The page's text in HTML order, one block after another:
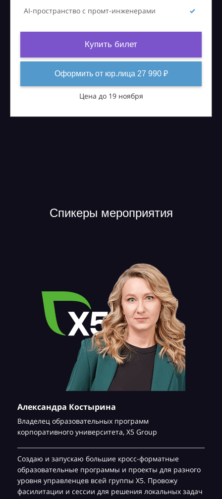
AI-пространство с промт-инженерами
Купить билет
Оформить от юр.лица 27 990 ₽
Цена до 19 ноября
Спикеры мероприятия
Александра Костырина
Владелец образовательных программ
корпоративного университета, Х5 Group
Создаю и запускаю большие кросс-форматные
образовательные программы и проекты для разного
уровня управленцев всей группы Х5. Провожу
фасилитации и сессии для решения локальных задач